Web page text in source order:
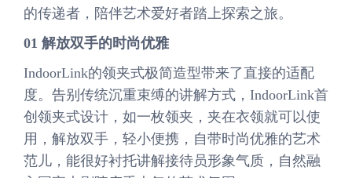
的传递者，陪伴艺术爱好者踏上探索之旅。
01 解放双手的时尚优雅
IndoorLink的领夹式极简造型带来了直接的适配
度。告别传统沉重束缚的讲解方式，IndoorLink首
创领夹式设计，如一枚领夹，夹在衣领就可以使
用，解放双手，轻小便携，自带时尚优雅的艺术
范儿，能很好衬托讲解接待员形象气质，自然融